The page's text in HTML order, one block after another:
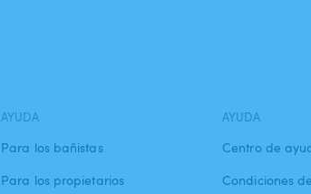
AYUDA
Para los bañistas
Para los propietarios
AYUDA
Centro de
Condiciones